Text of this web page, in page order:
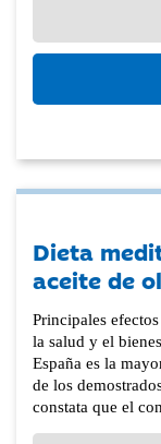
Dieta
aceite de
Principales
la salud y el
España es la
de los
constata que el